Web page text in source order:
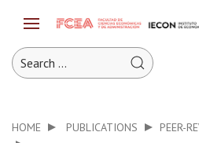
HOME PUBLICATIONS PEER-